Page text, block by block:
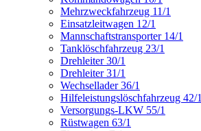
Mehrzweckfahrzeug 11/1
Einsatzleitwagen 12/1
Mannschaftstransporter 14/1
Tanklöschfahrzeug 23/1
Drehleiter 30/1
Drehleiter 31/1
Wechsellader 36/1
Hilfeleistungslöschfahrzeug 42/1
Versorgungs-LKW 55/1
Rüstwagen 63/1